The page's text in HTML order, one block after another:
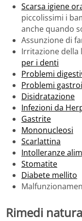
Scarsa igiene
piccolissimi i
anche quando
Assunzione di
Irritazione della
per i denti
Problemi
Problemi
Disidratazione
Infezioni da
Gastrite
Mononucleosi
Scarlattina
Intolleranze
Stomatite
Diabete mellito
Rimedi